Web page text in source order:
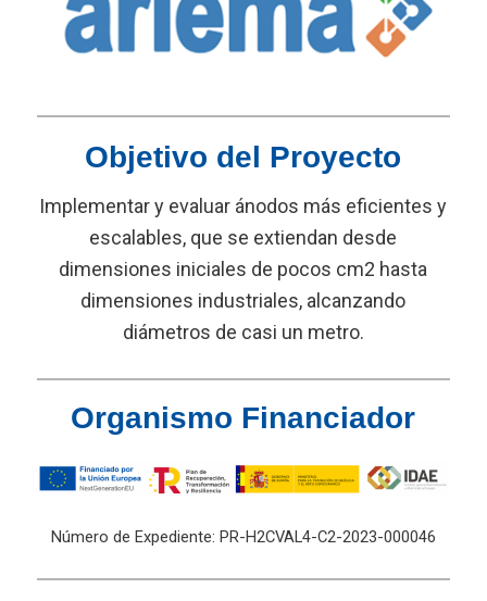
Objetivo del Proyecto
Implementar y evaluar ánodos más eficientes y
escalables, que se extiendan desde
dimensiones iniciales de pocos cm2 hasta
dimensiones industriales, alcanzando
diámetros de casi un metro.
Organismo Financiador
Número de Expediente: PR-H2CVAL4-C2-2023-000046